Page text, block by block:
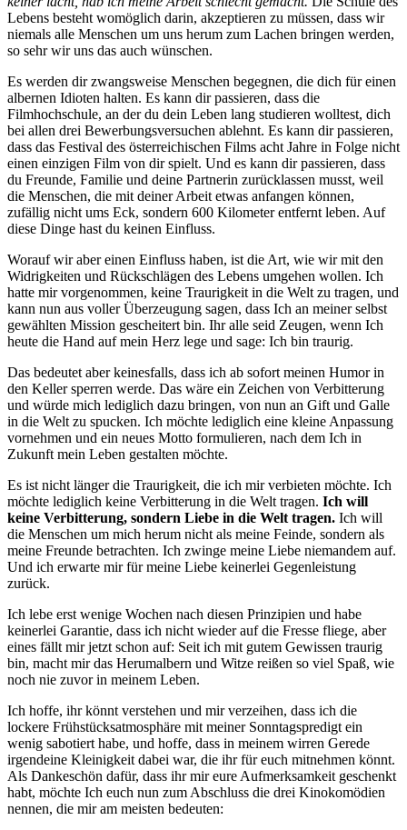
Lebens besteht womöglich darin, akzeptieren zu müssen, dass wir
niemals alle Menschen um uns herum zum Lachen bringen werden,
so sehr wir uns das auch wünschen.
Es werden dir zwangsweise Menschen begegnen, die dich für einen
albernen Idioten halten. Es kann dir passieren, dass die
Filmhochschule, an der du dein Leben lang studieren wolltest, dich
bei allen drei Bewerbungsversuchen ablehnt. Es kann dir passieren,
dass das Festival des österreichischen Films acht Jahre in Folge nicht
einen einzigen Film von dir spielt. Und es kann dir passieren, dass
du Freunde, Familie und deine Partnerin zurücklassen musst, weil
die Menschen, die mit deiner Arbeit etwas anfangen können,
zufällig nicht ums Eck, sondern 600 Kilometer entfernt leben. Auf
diese Dinge hast du keinen Einfluss.
Worauf wir aber einen Einfluss haben, ist die Art, wie wir mit den
Widrigkeiten und Rückschlägen des Lebens umgehen wollen. Ich
hatte mir vorgenommen, keine Traurigkeit in die Welt zu tragen, und
kann nun aus voller Überzeugung sagen, dass Ich an meiner selbst
gewählten Mission gescheitert bin. Ihr alle seid Zeugen, wenn Ich
heute die Hand auf mein Herz lege und sage: Ich bin traurig.
Das bedeutet aber keinesfalls, dass ich ab sofort meinen Humor in
den Keller sperren werde. Das wäre ein Zeichen von Verbitterung
und würde mich lediglich dazu bringen, von nun an Gift und Galle
in die Welt zu spucken. Ich möchte lediglich eine kleine Anpassung
vornehmen und ein neues Motto formulieren, nach dem Ich in
Zukunft mein Leben gestalten möchte.
Es ist nicht länger die Traurigkeit, die ich mir verbieten möchte. Ich
möchte lediglich keine Verbitterung in die Welt tragen. Ich will
keine Verbitterung, sondern Liebe in die Welt tragen. Ich will
die Menschen um mich herum nicht als meine Feinde, sondern als
meine Freunde betrachten. Ich zwinge meine Liebe niemandem auf.
Und ich erwarte mir für meine Liebe keinerlei Gegenleistung
zurück.
Ich lebe erst wenige Wochen nach diesen Prinzipien und habe
keinerlei Garantie, dass ich nicht wieder auf die Fresse fliege, aber
eines fällt mir jetzt schon auf: Seit ich mit gutem Gewissen traurig
bin, macht mir das Herumalbern und Witze reißen so viel Spaß, wie
noch nie zuvor in meinem Leben.
Ich hoffe, ihr könnt verstehen und mir verzeihen, dass ich die
lockere Frühstücksatmosphäre mit meiner Sonntagspredigt ein
wenig sabotiert habe, und hoffe, dass in meinem wirren Gerede
irgendeine Kleinigkeit dabei war, die ihr für euch mitnehmen könnt.
Als Dankeschön dafür, dass ihr mir eure Aufmerksamkeit geschenkt
habt, möchte Ich euch nun zum Abschluss die drei Kinokomödien
nennen, die mir am meisten bedeuten: